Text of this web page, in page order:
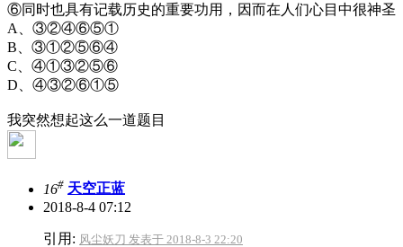
⑥同时也具有记载历史的重要功用，因而在人们心目中很神圣
A、③②④⑥⑤①
B、③①②⑤⑥④
C、④①③②⑤⑥
D、④③②⑥①⑤
我突然想起这么一道题目
16# 天空正蓝
2018-8-4 07:12
引用: 风尘妖刀 发表于 2018-8-3 22:20